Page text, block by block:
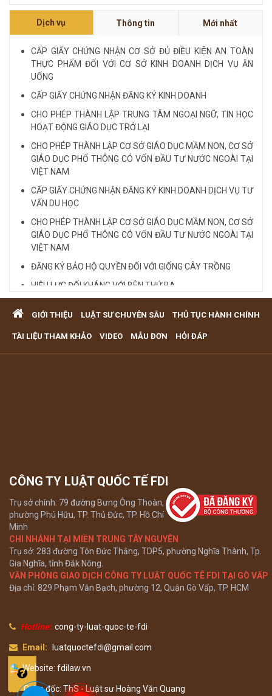
NỘI QUY VÀ QUY CHẾ CÔNG TY LUẬT QUỐC
LUẬT SƯ CHUYÊN VỀ HÌNH SỰ...
Xem tất cả
Dịch vụ Thông tin Mới nhất
CẤP GIẤY CHỨNG NHẬN CƠ SỞ ĐỦ ĐIỀU KIỆN AN TOÀN
THỰC PHẨM ĐỐI VỚI CƠ SỞ KINH DOANH DỊCH VỤ ĂN
UỐNG
CẤP GIẤY CHỨNG NHẬN ĐĂNG KÝ KINH DOANH
CHO PHÉP THÀNH LẬP TRUNG TÂM NGOẠI NGỮ, TIN HỌC
HOẠT ĐỘNG GIÁO DỤC TRỞ LẠI
CHO PHÉP THÀNH LẬP CƠ SỞ GIÁO DỤC MẦM NON, CƠ SỞ
GIÁO DỤC PHỔ THÔNG CÓ VỐN ĐẦU TƯ NƯỚC NGOÀI TẠI
VIỆT NAM
CẤP GIẤY CHỨNG NHẬN ĐĂNG KÝ KINH DOANH DỊCH VỤ TƯ
VẤN DU HỌC
CHO PHÉP THÀNH LẬP CƠ SỞ GIÁO DỤC MẦM NON, CƠ SỞ
GIÁO DỤC PHỔ THÔNG CÓ VỐN ĐẦU TƯ NƯỚC NGOÀI TẠI
VIỆT NAM
ĐĂNG KÝ BẢO HỘ QUYỀN ĐỐI VỚI GIỐNG CÂY TRỒNG
HIỆU LỰC ĐỐI KHÁNG VỚI BÊN THỨ BA
với đất
VĂN PHÒNG LUẬT SƯ TƯ VẤN MIỄN PHÍ QUA ĐIỆN THOẠI
GIỚI THIỆU LUẬT SƯ CHUYÊN SÂU THỦ TỤC HÀNH CHÍNH
TÀI LIỆU THAM KHẢO VIDEO MẪU ĐƠN HỎI ĐÁP
CÔNG TY LUẬT QUỐC TẾ FDI
Trụ sở chính: 79 đường Bưng Ông Thoàn,
phường Phú Hữu, TP. Thủ Đức, TP. Hồ Chí
Minh
CHI NHÁNH TẠI MIỀN TRUNG TÂY NGUYÊN
Trụ sở: 283 đường Tôn Đức Thắng, TDP5, phường Nghĩa Thành, Tp.
Gia Nghĩa, tỉnh Đắk Nông.
VĂN PHÒNG GIAO DỊCH CÔNG TY LUẬT QUỐC TÊ FDI TẠI GÒ VẤP
Địa chỉ: 829 Phạm Văn Bạch, phường 12, Quận Gò Vấp, TP. HCM
Hotline: cong-ty-luat-quoc-te-fdi
Email: luatquoctefdi@gmail.com
Website: fdilaw.vn
Giám đốc: ThS - Luật sư Hoàng Văn Quang